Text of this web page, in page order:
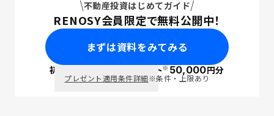
不動産投資はじめてガイド
RENOSY会員限定で無料公開中！
まずは資料をみてみる
初回面談で ポイント※50,000円分
プレゼント適用条件詳細※条件・上限あり